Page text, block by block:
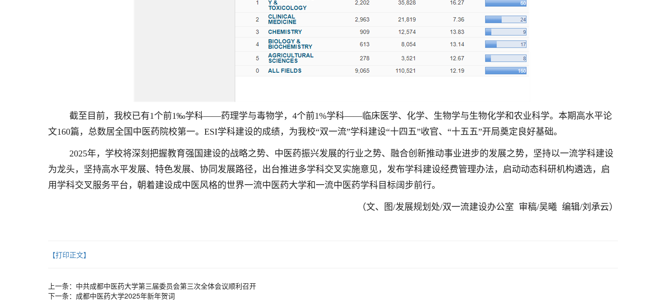
截至目前，我校已有1个前1‰学科——药理学与毒物学，4个前1%学科——临床医学、化学、生物学与生物化学和农业科学。本期高水平论
文160篇，总数居全国中医药院校第一。ESI学科建设的成绩，为我校“双一流”学科建设“十四五”收官、“十五五”开局奠定良好基础。
2025年，学校将深刻把握教育强国建设的战略之势、中医药振兴发展的行业之势、融合创新推动事业进步的发展之势，坚持以一流学科建设
为龙头，坚持高水平发展、特色发展、协同发展路径，出台推进多学科交叉实施意见，发布学科建设经费管理办法，启动动态科研机构遴选，启
用学科交叉服务平台，朝着建设成中医风格的世界一流中医药大学和一流中医药学科目标阔步前行。
（文、图/发展规划处/双一流建设办公室 审稿/吴曦 编辑/刘承云）
【打印正文】
上一条： 中共成都中医药大学第三届委员会第三次全体会议顺利召开
下一条： 成都中医药大学2025年新年贺词